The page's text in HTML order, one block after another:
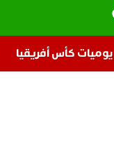
يوميات كأس أفريقيا